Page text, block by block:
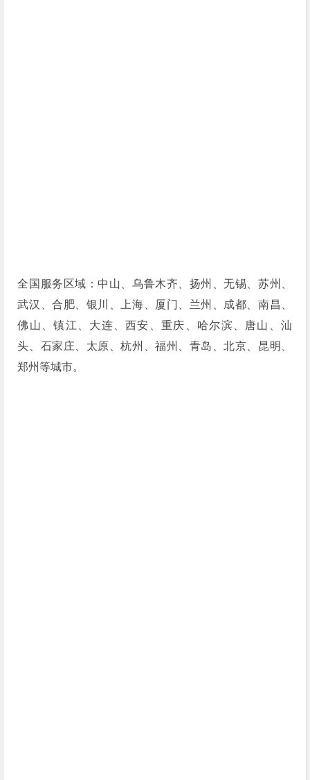
全国服务区域：中山、乌鲁木齐、扬州、无锡、苏州、
武汉、合肥、银川、上海、厦门、兰州、成都、南昌、
佛山、镇江、大连、西安、重庆、哈尔滨、唐山、汕
头、石家庄、太原、杭州、福州、青岛、北京、昆明、
郑州等城市。